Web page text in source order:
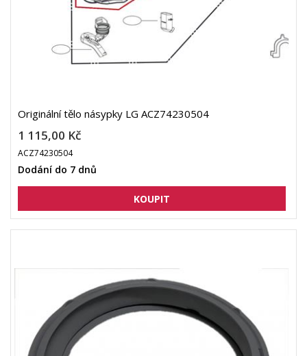
Originální tělo násypky LG ACZ74230504
1 115,00 Kč
ACZ74230504
Dodání do 7 dnů